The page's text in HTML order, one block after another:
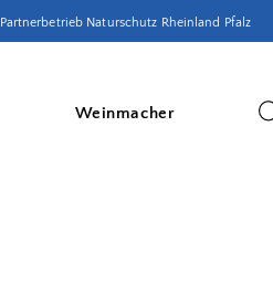
Partnerbetrieb Naturschutz Rheinland Pfalz
Weinmacher